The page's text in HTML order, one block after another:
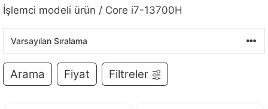
İşlemci modeli ürün / Core i7-13700H
Arama Fiyat Filtreler